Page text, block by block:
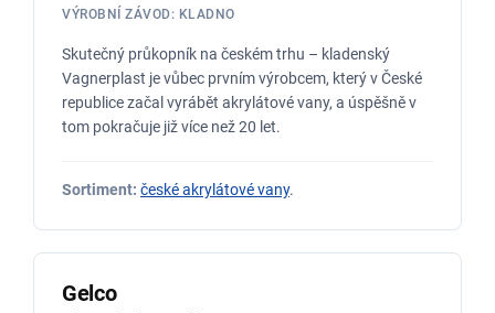
VÝROBNÍ ZÁVOD: KLADNO
Skutečný průkopník na českém trhu – kladenský
Vagnerplast je vůbec prvním výrobcem, který v České
republice začal vyrábět akrylátové vany, a úspěšně v
tom pokračuje již více než 20 let.
Sortiment: české akrylátové vany.
Gelco